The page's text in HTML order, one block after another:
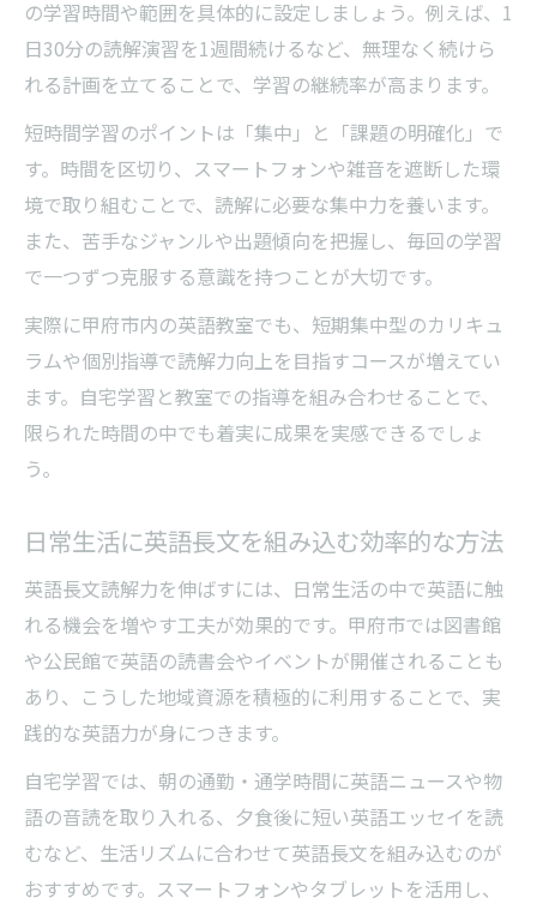
の学習時間や範囲を具体的に設定しましょう。例えば、1
日30分の読解演習を1週間続けるなど、無理なく続けら
れる計画を立てることで、学習の継続率が高まります。
短時間学習のポイントは「集中」と「課題の明確化」で
す。時間を区切り、スマートフォンや雑音を遮断した環
境で取り組むことで、読解に必要な集中力を養います。
また、苦手なジャンルや出題傾向を把握し、毎回の学習
で一つずつ克服する意識を持つことが大切です。
実際に甲府市内の英語教室でも、短期集中型のカリキュ
ラムや個別指導で読解力向上を目指すコースが増えてい
ます。自宅学習と教室での指導を組み合わせることで、
限られた時間の中でも着実に成果を実感できるでしょ
う。
日常生活に英語長文を組み込む効率的な方法
英語長文読解力を伸ばすには、日常生活の中で英語に触
れる機会を増やす工夫が効果的です。甲府市では図書館
や公民館で英語の読書会やイベントが開催されることも
あり、こうした地域資源を積極的に利用することで、実
践的な英語力が身につきます。
自宅学習では、朝の通勤・通学時間に英語ニュースや物
語の音読を取り入れる、夕食後に短い英語エッセイを読
むなど、生活リズムに合わせて英語長文を組み込むのが
おすすめです。スマートフォンやタブレットを活用し、